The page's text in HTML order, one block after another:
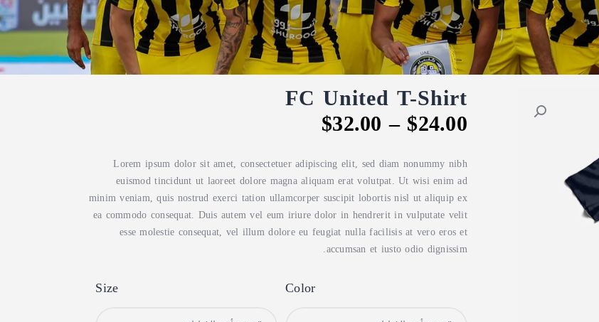
FC United T-Shirt
$24.00
–
$32.00
Lorem ipsum dolor sit amet, consectetuer adipiscing elit, sed diam nonummy nibh
euismod tincidunt ut laoreet dolore magna aliquam erat volutpat. Ut wisi enim ad
minim veniam, quis nostrud exerci tation ullamcorper suscipit lobortis nisl ut aliquip ex
ea commodo consequat. Duis autem vel eum iriure dolor in hendrerit in vulputate velit
esse molestie consequat, vel illum dolore eu feugiat nulla facilisis at vero eros et
accumsan et iusto odio dignissim.
Color
Size